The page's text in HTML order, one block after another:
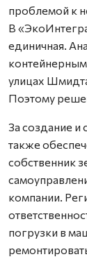
проблемой к
В
единичная.
улицах
Поэтому
За создание
также
собственник
компании.
погрузки в